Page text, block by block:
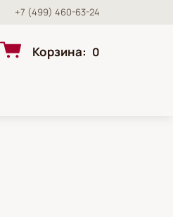
+7 (499) 460-63-24
Корзина: 0